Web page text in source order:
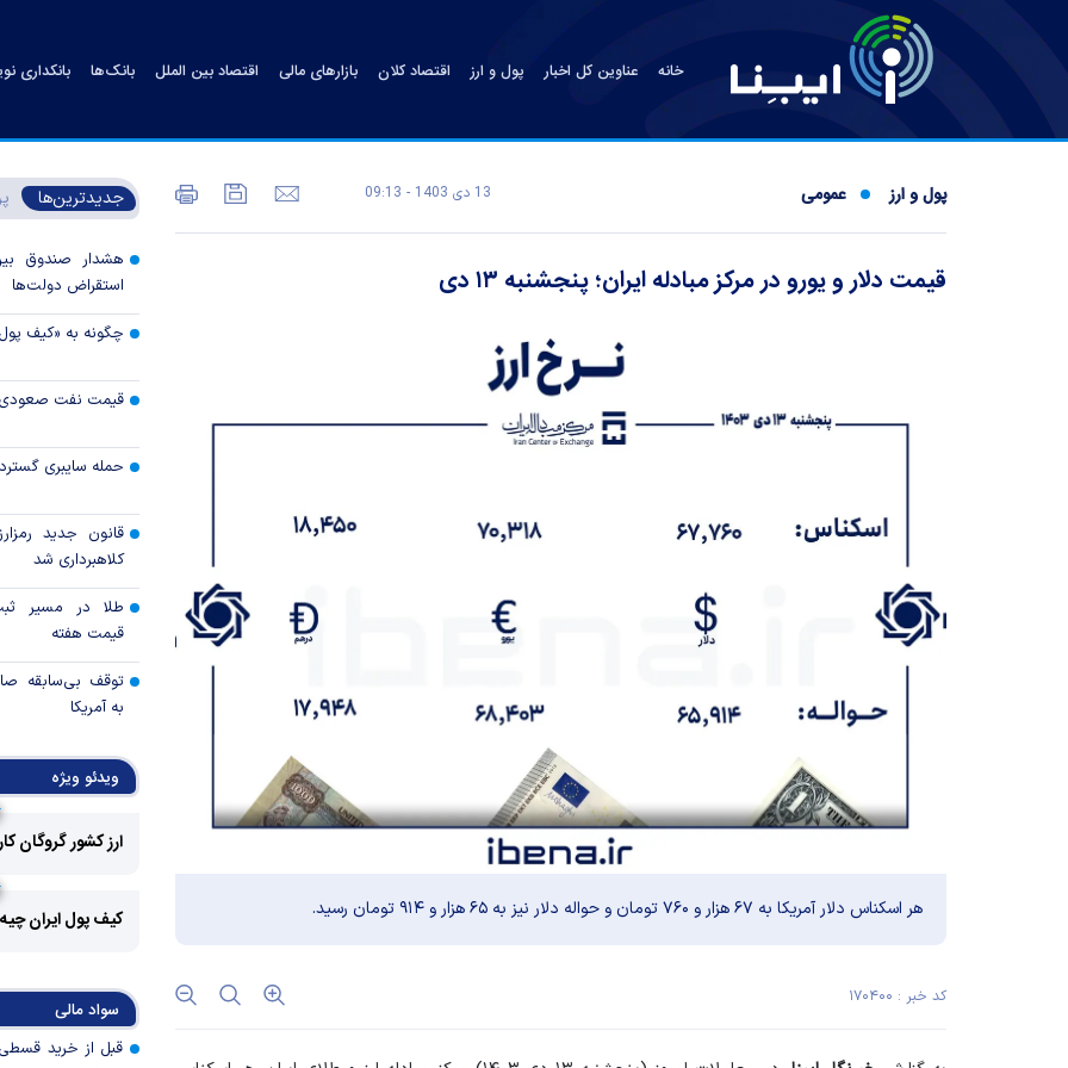
خانه عناوین کل اخبار پول و ارز اقتصاد کلان بازارهای مالی اقتصاد بین الملل بانک‌ها بانکداری
پول و ارز عمومی 13 دی 1403 - 09:13
قیمت دلار و یورو در مرکز مبادله ایران؛ پنجشنبه ۱۳ دی
هر اسکناس دلار آمریکا به ۶۷ هزار و ۷۶۰ تومان و حواله دلار نیز به ۶۵ هزار و ۹۱۴ تومان رسید.
کد خبر : ۱۷۰۴۰۰
جدیدترین‌ها
هشدار صندوق
استقراض دولت‌ها
چگونه به «کیف
قیمت نفت صعودی
حمله سایبری
قانون جدید
کلاهبرداری شد
طلا در مسیر
قیمت هفته
توقف بی‌سابقه
به آمریکا
چرا گاز در اروپا
مزیت رقابتی
عوارض هرمز؛
امنیت دریایی به
رویه جدید ارز
جزئیات
تسعیر ارز واردات
ویدئو ویژه
ارز کشور گروگان
کیف پول ایران
سواد مالی